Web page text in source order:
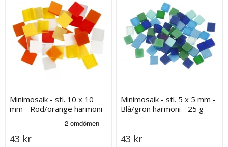
Minimosaik - stl. 10 x 10
mm - Röd/orange harmoni
43 kr
Minimosaik - stl. 5 x 5 mm -
Blå/grön harmoni - 25 g
43 kr